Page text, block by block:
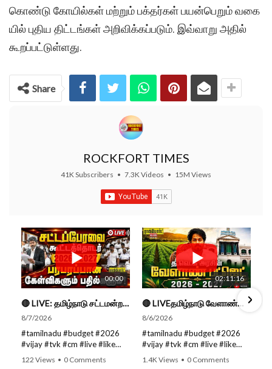
கொண்டு கோயில்​கள் மற்​றும் பக்​தர்​கள் பயன்​பெறும் வகை​
யில் புதிய திட்​டங்​கள் அறிவிக்​கப்​படும். இவ்​வாறு அதில்
கூறப்​பட்​டுள்​ளது.
Share
ROCKFORT TIMES
41K Subscribers • 7.3K Videos • 15M Views
00:00
🔴 LIVE: தமிழ்நாடு சட்டமன்றப் பேரவை கூட்டத்தொடர் - நிதிநிலை அறிக்கை மீது விவாதம் #live #budget #video
8/7/2026
#tamilnadu #budget #2026
#vijay #tvk #cm #live #like
#viral #nowtrending #video
122 Views • 0 Comments
02:11:16
🔴 LIVEதமிழ்நாடு வேளாண்மை நிதிநிலை அறிக்கை - 2026-27 |TN Agriculture Budget #live #budget #video #cm
8/6/2026
#tamilnadu #budget #2026
#vijay #tvk #cm #live #like
#viral #nowtrending #video
1.4K Views • 0 Comments